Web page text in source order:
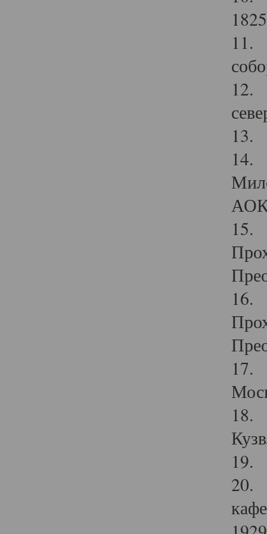
11.
12.
13.
14.
15.
16.
17.
18.
19.
20.